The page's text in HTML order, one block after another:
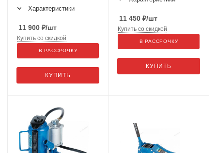
Характеристики
11 900 ₽/шт
КУПИТЬ
Купить со скидкой
В РАССРОЧКУ
11 450 ₽/шт
КУПИТЬ
Купить со скидкой
В РАССРОЧКУ